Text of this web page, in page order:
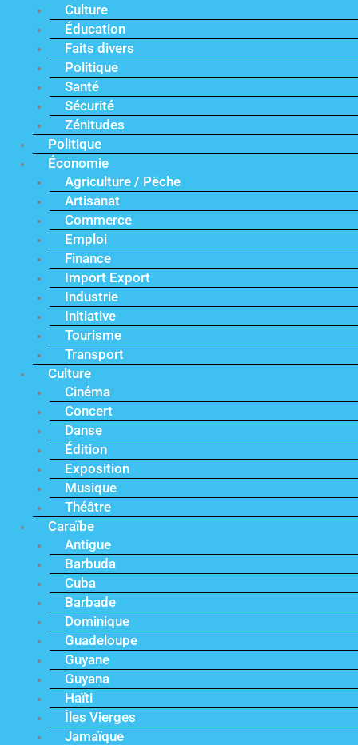
Culture
Éducation
Faits divers
Politique
Santé
Sécurité
Zénitudes
Politique
Économie
Agriculture / Pêche
Artisanat
Commerce
Emploi
Finance
Import Export
Industrie
Initiative
Tourisme
Transport
Culture
Cinéma
Concert
Danse
Édition
Exposition
Musique
Théâtre
Caraïbe
Antigue
Barbuda
Cuba
Barbade
Dominique
Guadeloupe
Guyane
Guyana
Haïti
Îles Vierges
Jamaïque